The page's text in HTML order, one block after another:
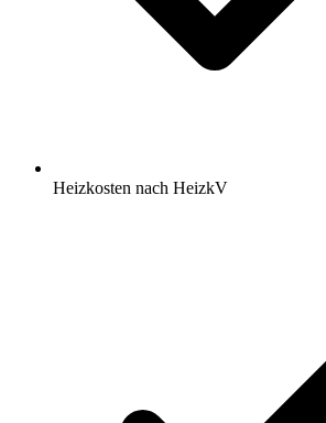
Heizkosten nach HeizkV